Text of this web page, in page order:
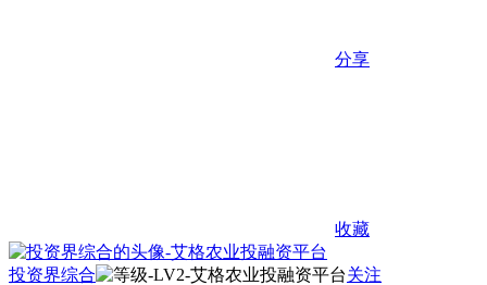
分享
收藏
投资界综合 关注